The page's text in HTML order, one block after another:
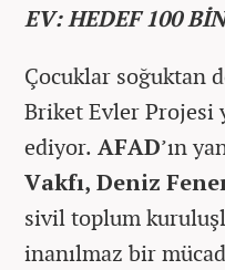
EV: HEDEF 100
Çocuklar soğuktan
Briket Evler Projesi
ediyor. AFAD’ın
Vakfı, Deniz
sivil toplum
inanılmaz bir